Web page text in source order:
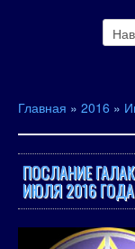
Главная » 2016 »
ПОСЛАНИЕ
ИЮЛЯ 2016